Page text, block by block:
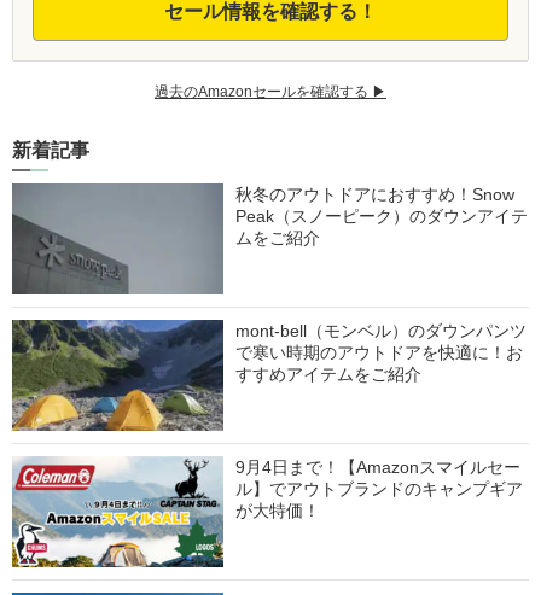
セール情報を確認する！
過去のAmazonセールを確認する ▶︎
新着記事
秋冬のアウトドアにおすすめ！Snow
Peak（スノーピーク）のダウンアイテ
ムをご紹介
mont-bell（モンベル）のダウンパンツ
で寒い時期のアウトドアを快適に！お
すすめアイテムをご紹介
9月4日まで！【Amazonスマイルセー
ル】でアウトブランドのキャンプギア
が大特価！